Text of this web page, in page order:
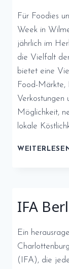
Für Foodies
Week in
jährlich im
die Vielfalt
bietet eine
Food-Märkte,
Verkostungen
Möglichkeit,
lokale
IFA
Ein
(IFA), die